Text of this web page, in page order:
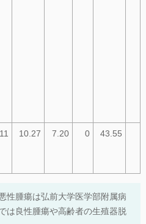
11 10.27 7.20 0 43.55
性腫瘍は弘前大学医学部附属病
は良性腫瘍や高齢者の生殖器脱